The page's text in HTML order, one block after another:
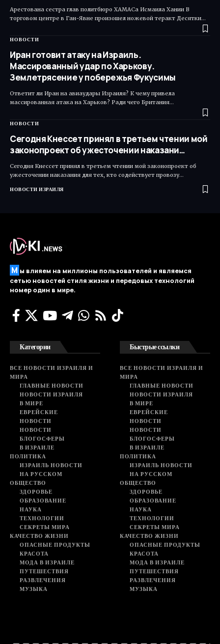
Арестована сестра глав политбюро ХАМАСа Исмаила Хании В
торговом центре в Ган-Явне произошел ножевой теракт Десятки…
НОВОСТИ
Иран готовит атаку на Израиль.
Массированный удар по Харькову.
Землетрясение у побережья Фукусимы
Ответит ли Иран на авиаудары Израиля? К чему привела
массированная атака на Харьков? Ради чего Британия…
НОВОСТИ
Сегодня Кнессет принял в третьем чтении мой
законопроект об ужесточении наказани…
Сегодня Кнессет принял в третьем чтении мой законопроект об
ужесточении наказания для тех, кто содействует провозу…
НОВОСТИ ИЗРАИЛЯ
М ы влияем на миллионы пользователей и являемся
сетью новостей стиля жизни и передовых технологий
номер один в мире.
Категории
ВСЕ НОВОСТИ ИЗРАИЛЯ И
МИРА
ГЛАВНЫЕ НОВОСТИ
НОВОСТИ ИЗРАИЛЯ
В МИРЕ
ЕВРЕЙСКИЕ
НОВОСТИ
НОВОСТИ
БЛОГОСФЕРЫ
В ИЗРАИЛЕ
ПОЛИТИКА
ИЗРАИЛЬ НОВОСТИ
НА РУССКОМ
ОБЩЕСТВО
ЗДОРОВЬЕ
ОБРАЗОВАНИЕ
НАУКА
ТЕХНОЛОГИИ
СЕКРЕТЫ МИРА
КАЧЕСТВО ЖИЗНИ
ОПАСНЫЕ ПРОДУКТЫ
КРАСОТА
МОДА В ИЗРАИЛЕ
ПУТЕШЕСТВИЯ
РАЗВЛЕЧЕНИЯ
МУЗЫКА
Быстрые ссылки
ВСЕ НОВОСТИ ИЗРАИЛЯ И
МИРА
ГЛАВНЫЕ НОВОСТИ
НОВОСТИ ИЗРАИЛЯ
В МИРЕ
ЕВРЕЙСКИЕ
НОВОСТИ
НОВОСТИ
БЛОГОСФЕРЫ
В ИЗРАИЛЕ
ПОЛИТИКА
ИЗРАИЛЬ НОВОСТИ
НА РУССКОМ
ОБЩЕСТВО
ЗДОРОВЬЕ
ОБРАЗОВАНИЕ
НАУКА
ТЕХНОЛОГИИ
СЕКРЕТЫ МИРА
КАЧЕСТВО ЖИЗНИ
ОПАСНЫЕ ПРОДУКТЫ
КРАСОТА
МОДА В ИЗРАИЛЕ
ПУТЕШЕСТВИЯ
РАЗВЛЕЧЕНИЯ
МУЗЫКА